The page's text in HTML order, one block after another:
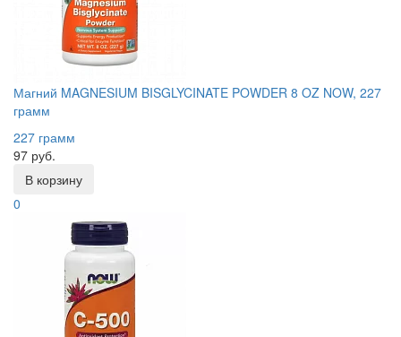
Магний MAGNESIUM BISGLYCINATE POWDER 8 OZ NOW, 227
грамм
227 грамм
97 руб.
В корзину
0